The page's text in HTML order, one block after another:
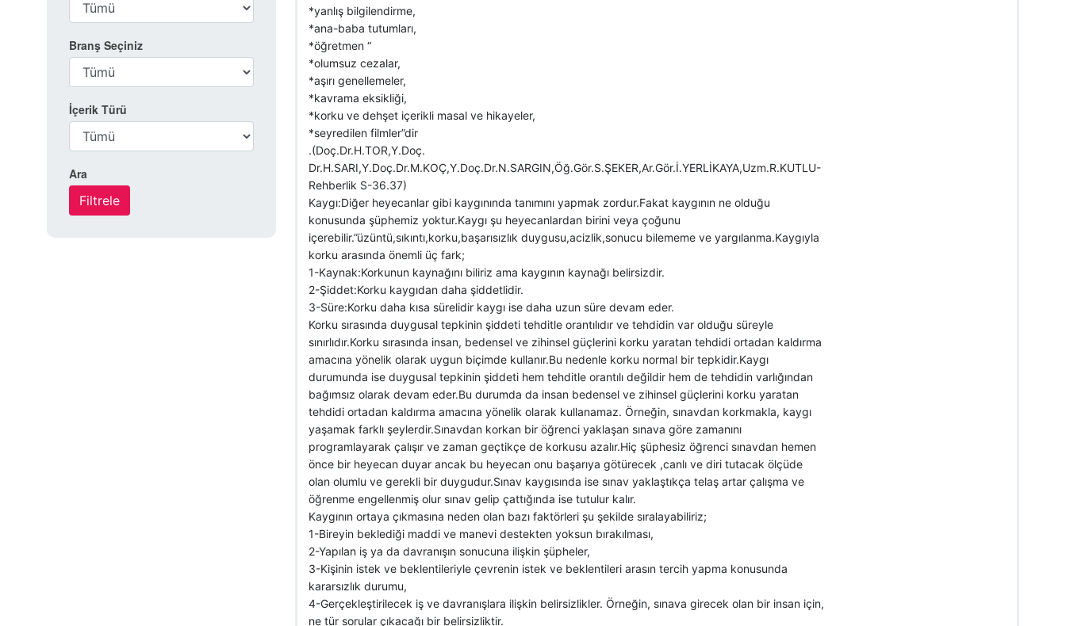
Branş Seçiniz
İçerik Türü
Ara
*yanlış bilgilendirme,
*ana-baba tutumları,
*öğretmen “
*olumsuz cezalar,
*aşırı genellemeler,
*kavrama eksikliği,
*korku ve dehşet içerikli masal ve hikayeler,
*seyredilen filmler”dir
.(Doç.Dr.H.TOR,Y.Doç.
Dr.H.SARI,Y.Doç.Dr.M.KOÇ,Y.Doç.Dr.N.SARGIN,Öğ.Gör.S.ŞEKER,Ar.Gör.İ.YERLİKAYA,Uzm.R.KUTLU-
Rehberlik S-36.37)
Kaygı:Diğer heyecanlar gibi kaygınında tanımını yapmak zordur.Fakat kaygının ne olduğu
konusunda şüphemiz yoktur.Kaygı şu heyecanlardan birini veya çoğunu
içerebilir.”üzüntü,sıkıntı,korku,başarısızlık duygusu,acizlik,sonucu bilememe ve yargılanma.Kaygıyla
korku arasında önemli üç fark;
1-Kaynak:Korkunun kaynağını biliriz ama kaygının kaynağı belirsizdir.
2-Şiddet:Korku kaygıdan daha şiddetlidir.
3-Süre:Korku daha kısa sürelidir kaygı ise daha uzun süre devam eder.
Korku sırasında duygusal tepkinin şiddeti tehditle orantılıdır ve tehdidin var olduğu süreyle
sınırlıdır.Korku sırasında insan, bedensel ve zihinsel güçlerini korku yaratan tehdidi ortadan kaldırma
amacına yönelik olarak uygun biçimde kullanır.Bu nedenle korku normal bir tepkidir.Kaygı
durumunda ise duygusal tepkinin şiddeti hem tehditle orantılı değildir hem de tehdidin varlığından
bağımsız olarak devam eder.Bu durumda da insan bedensel ve zihinsel güçlerini korku yaratan
tehdidi ortadan kaldırma amacına yönelik olarak kullanamaz. Örneğin, sınavdan korkmakla, kaygı
yaşamak farklı şeylerdir.Sınavdan korkan bir öğrenci yaklaşan sınava göre zamanını
programlayarak çalışır ve zaman geçtikçe de korkusu azalır.Hiç şüphesiz öğrenci sınavdan hemen
önce bir heyecan duyar ancak bu heyecan onu başarıya götürecek ,canlı ve diri tutacak ölçüde
olan olumlu ve gerekli bir duygudur.Sınav kaygısında ise sınav yaklaştıkça telaş artar çalışma ve
öğrenme engellenmiş olur sınav gelip çattığında ise tutulur kalır.
Kaygının ortaya çıkmasına neden olan bazı faktörleri şu şekilde sıralayabiliriz;
1-Bireyin beklediği maddi ve manevi destekten yoksun bırakılması,
2-Yapılan iş ya da davranışın sonucuna ilişkin şüpheler,
3-Kişinin istek ve beklentileriyle çevrenin istek ve beklentileri arasın tercih yapma konusunda
kararsızlık durumu,
4-Gerçekleştirilecek iş ve davranışlara ilişkin belirsizlikler. Örneğin, sınava girecek olan bir insan için,
ne tür sorular çıkacağı bir belirsizliktir.